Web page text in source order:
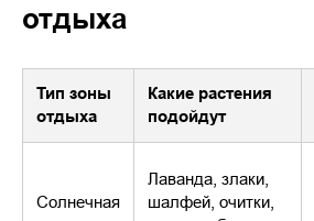
отдыха
Тип зоны
отдыха
Какие растения
подойдут
Солнечная
Лаванда, злаки,
шалфей, очитки,